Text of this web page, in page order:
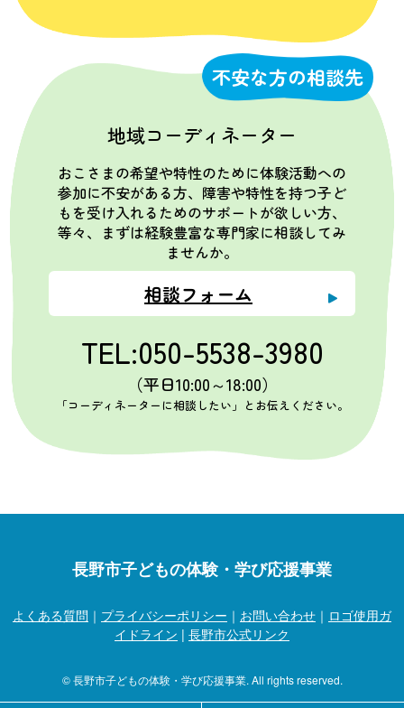
不安な方の相談先
地域コーディネーター
おこさまの希望や特性のために体験活動への
参加に不安がある方、障害や特性を持つ子ど
もを受け入れるためのサポートが欲しい方、
等々、まずは経験豊富な専門家に相談してみ
ませんか。
相談フォーム
TEL:050-5538-3980
（平日10:00～18:00）
「コーディネーターに相談したい」とお伝えください。
長野市子どもの体験・学び応援事業
よくある質問 ｜ プライバシーポリシー ｜ お問い合わせ ｜ ロゴ使用ガ
イドライン | 長野市公式リンク
© 長野市子どもの体験・学び応援事業. All rights reserved.